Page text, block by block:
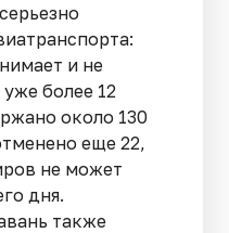
и не
более 12
около 130
еще 22,
не может
дня.
также